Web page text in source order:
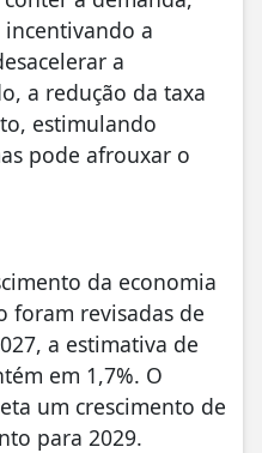
a
a
a redução da taxa
estimulando
pode afrouxar o
da economia
foram revisadas de
a estimativa de
em 1,7%. O
um crescimento de
para 2029.